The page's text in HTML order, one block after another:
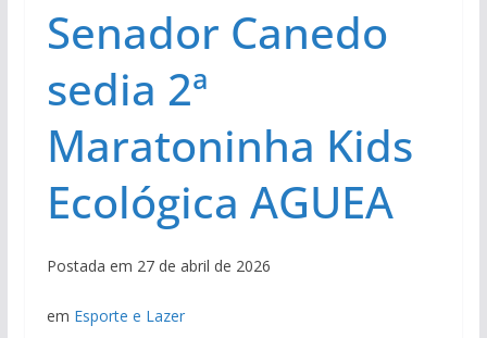
Senador Canedo
sedia 2ª
Maratoninha Kids
Ecológica AGUEA
Postada em 27 de abril de 2026
em Esporte e Lazer